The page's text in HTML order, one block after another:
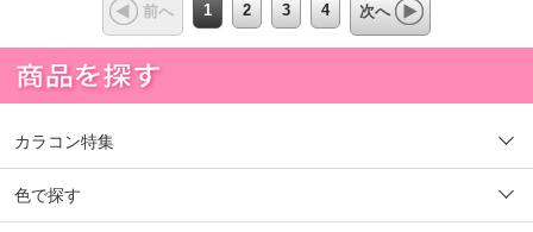
前へ 1 2 3 4 次へ
カラコン特集
色で探す